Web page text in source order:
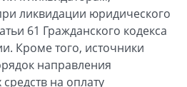
ликвидации юридического
61 Гражданского кодекса
Кроме того, источники
направления
на оплату